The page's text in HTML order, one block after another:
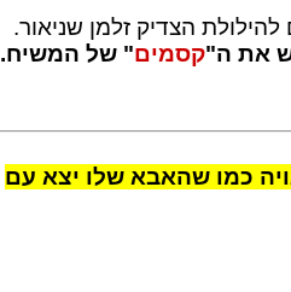
את ה"קסמים" של המשיח.
כמו שהאבא שלו יצא עם